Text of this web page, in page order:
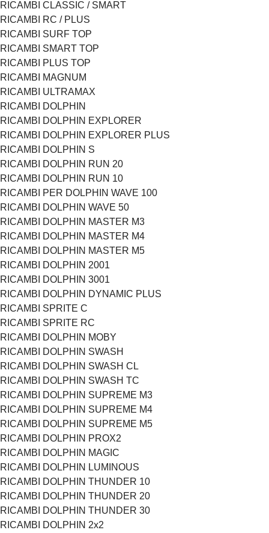
RICAMBI CLASSIC / SMART
RICAMBI RC / PLUS
RICAMBI SURF TOP
RICAMBI SMART TOP
RICAMBI PLUS TOP
RICAMBI MAGNUM
RICAMBI ULTRAMAX
RICAMBI DOLPHIN
RICAMBI DOLPHIN EXPLORER
RICAMBI DOLPHIN EXPLORER PLUS
RICAMBI DOLPHIN S
RICAMBI DOLPHIN RUN 20
RICAMBI DOLPHIN RUN 10
RICAMBI PER DOLPHIN WAVE 100
RICAMBI DOLPHIN WAVE 50
RICAMBI DOLPHIN MASTER M3
RICAMBI DOLPHIN MASTER M4
RICAMBI DOLPHIN MASTER M5
RICAMBI DOLPHIN 2001
RICAMBI DOLPHIN 3001
RICAMBI DOLPHIN DYNAMIC PLUS
RICAMBI SPRITE C
RICAMBI SPRITE RC
RICAMBI DOLPHIN MOBY
RICAMBI DOLPHIN SWASH
RICAMBI DOLPHIN SWASH CL
RICAMBI DOLPHIN SWASH TC
RICAMBI DOLPHIN SUPREME M3
RICAMBI DOLPHIN SUPREME M4
RICAMBI DOLPHIN SUPREME M5
RICAMBI DOLPHIN PROX2
RICAMBI DOLPHIN MAGIC
RICAMBI DOLPHIN LUMINOUS
RICAMBI DOLPHIN THUNDER 10
RICAMBI DOLPHIN THUNDER 20
RICAMBI DOLPHIN THUNDER 30
RICAMBI DOLPHIN 2x2